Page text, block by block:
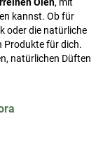
Ölen, mit
kannst. Ob für
oder die natürliche
Produkte für dich.
natürlichen Düften